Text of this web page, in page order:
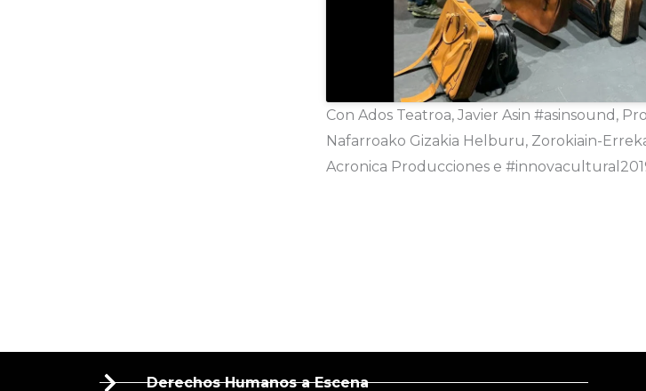
Con Ados Teatroa, Javier Asin #asinsound,
Nafarroako Gizakia Helburu, Zorokiain-
Acronica Producciones e
Derechos Humanos a Escena